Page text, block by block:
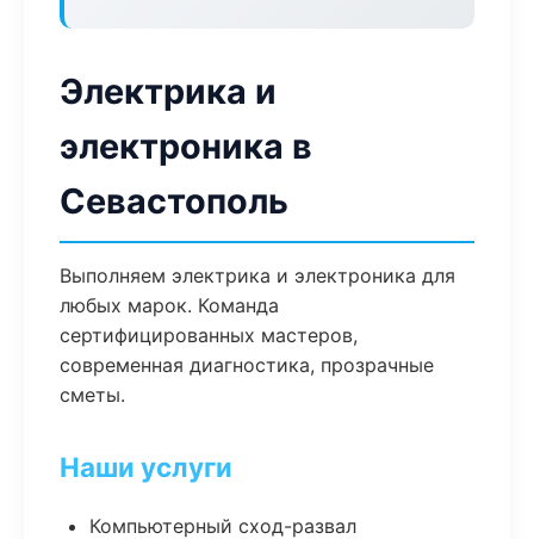
Электрика и
электроника в
Севастополь
Выполняем электрика и электроника для
любых марок. Команда
сертифицированных мастеров,
современная диагностика, прозрачные
сметы.
Наши услуги
Компьютерный сход-развал